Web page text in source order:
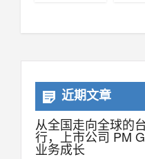
近期文章
从全国走向全球的
行，上市公司 PM
业务成长